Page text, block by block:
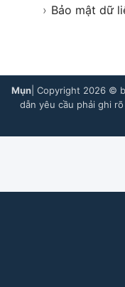
› Bảo mật dữ
Mụn | Copyright 2026 ©
dẫn yêu cầu phải ghi